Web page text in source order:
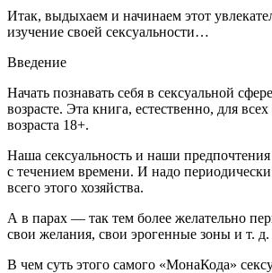
Итак, выдыхаем и начинаем этот
изучение своей сексуальности…
Введение
Начать познавать себя в сексуальной
возрасте. Эта книга, естественно, для
возраста 18+.
Наша сексуальность и наши
с течением времени. И надо периодически
всего этого хозяйства.
А в парах — так тем более желательно
свои желания, свои эрогенные зоны и т. д.
В чем суть этого самого «МонаКода»